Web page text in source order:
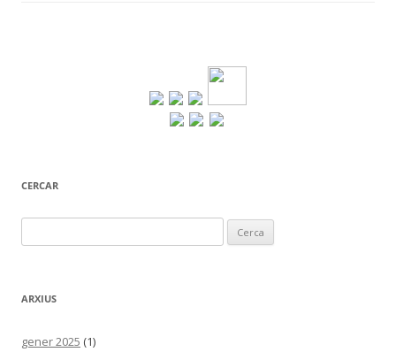
CERCAR
ARXIUS
gener 2025 (1)